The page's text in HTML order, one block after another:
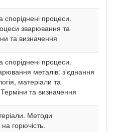
процеси.
зварювання та
та визначення
процеси.
металів: з'єднання
матеріали та
та визначення
Методи
горючість.